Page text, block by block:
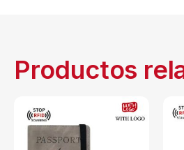
Productos